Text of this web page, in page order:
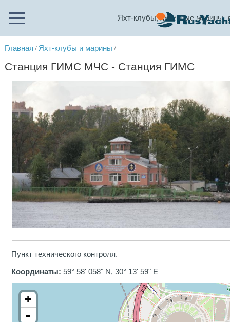
Яхт-клубы, яхтенные марины,
Главная / Яхт-клубы и марины /
Станция ГИМС МЧС - Станция ГИМС
Пункт технического контроля.
Координаты: 59° 58' 058" N, 30° 13' 59" E
+
-